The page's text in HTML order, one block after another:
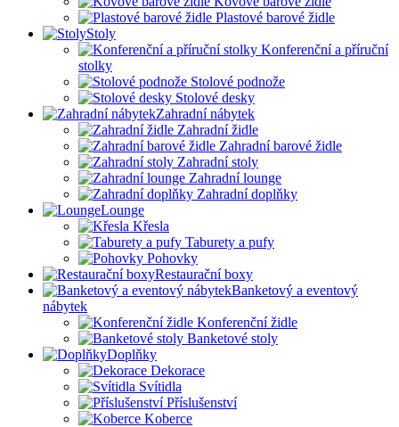
Plastové barové židle
Stoly
Konferenční a příruční
stolky
Stolové podnože
Stolové desky
Zahradní nábytek
Zahradní židle
Zahradní barové židle
Zahradní stoly
Zahradní lounge
Zahradní doplňky
Lounge
Křesla
Taburety a pufy
Pohovky
Restaurační boxy
Banketový a eventový
nábytek
Konferenční židle
Banketové stoly
Doplňky
Dekorace
Svítidla
Příslušenství
Koberce